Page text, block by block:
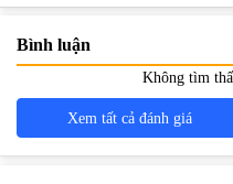
Bình luận
Không tìm
Xem tất cả đánh giá